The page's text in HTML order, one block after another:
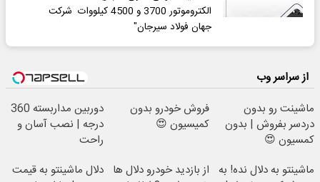
الکتروموتور 3700 و 4500 کیلووات ‏ شرکت
جهان فولاد سیرجان"
از سراسر وب
ماشینت رو بدون
دردسر بفروش | بدون
کمسیون 😍
فروش خودرو بدون
کمیسیون 😍
دوربین مداربسته 360
درجه | نصب آسان و
راحت
ماشینتو به دلال نده! به از بازدید خودرو دلال ها دلال ماشینتو به قیمت